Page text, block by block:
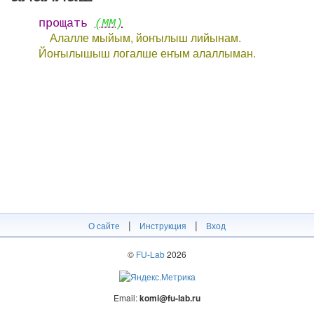
прощать (ММ)
Алалле мыйым, йоҥылыш лийынам.
Йоҥылышыш логалше еҥым алаллыман.
О сайте | Инструкция | Вход
© FU-Lab2026
Email:komi@fu-lab.ru